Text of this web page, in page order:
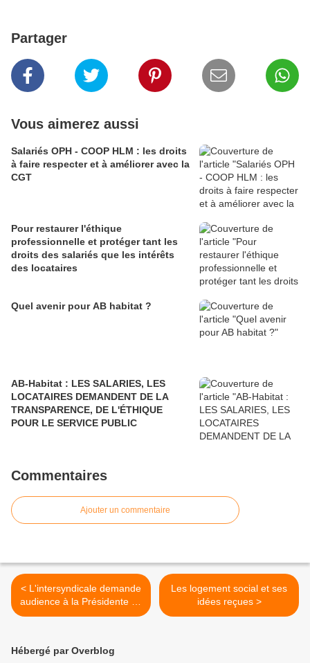
Partager
Vous aimerez aussi
Salariés OPH - COOP HLM : les droits
à faire respecter et à améliorer avec la
CGT
Pour restaurer l'éthique
professionnelle et protéger tant les
droits des salariés que les intérêts
des locataires
Quel avenir pour AB habitat ?
AB-Habitat : LES SALARIES, LES
LOCATAIRES DEMANDENT DE LA
TRANSPARENCE, DE L'ÉTHIQUE
POUR LE SERVICE PUBLIC
Commentaires
Ajouter un commentaire
< L'intersyndicale demande
audience à la Présidente du
groupe logement des
Les logement social et ses
idées reçues >
Hébergé par Overblog